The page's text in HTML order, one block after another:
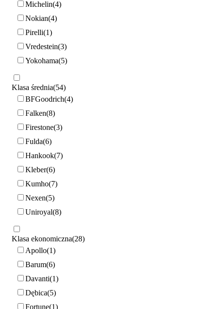
Michelin 4
Nokian 4
Pirelli 1
Vredestein 3
Yokohama 5
Klasa średnia 54
BFGoodrich 4
Falken 8
Firestone 3
Fulda 6
Hankook 7
Kleber 6
Kumho 7
Nexen 5
Uniroyal 8
Klasa ekonomiczna 28
Apollo 1
Barum 6
Davanti 1
Dębica 5
Fortune 1